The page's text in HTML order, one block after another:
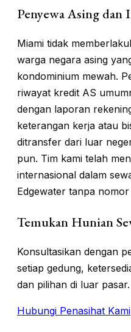
Penyewa Asing dan
Miami tidak
warga negara asing
kondominium mewah.
riwayat kredit AS
dengan laporan
keterangan kerja atau
ditransfer dari luar
pun. Tim kami telah
internasional dalam
Edgewater tanpa
Temukan Hunian
Konsultasikan dengan
setiap gedung,
dan pilihan di luar pasar.
Hubungi Penasihat Kami